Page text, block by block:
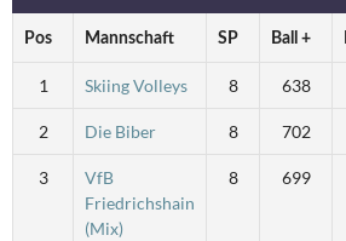
Pos Mannschaft SP Ball +
1 Skiing Volleys 8 638
2 Die Biber 8 702
3
VfB
Friedrichshain
(Mix)
8 699